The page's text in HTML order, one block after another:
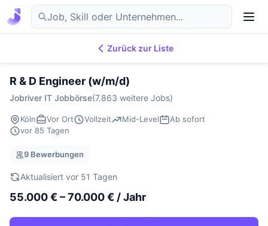
DE
Zurück zur Liste
R & D Engineer (w/m/d)
Jobriver IT Jobbörse(7.863 weitere Jobs)
Köln Vor Ort Vollzeit Mid-Level
Ab sofort
vor 85 Tagen
9 Bewerbungen
Aktualisiert vor 51 Tagen
55.000 € – 70.000 € / Jahr